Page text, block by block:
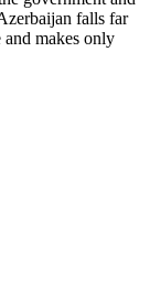
falls far
makes only